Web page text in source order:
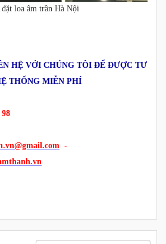
loa âm trần Hà Nội
TÔI ĐỂ ĐƯỢC TƯ
THỐNG MIỄN PHÍ
-